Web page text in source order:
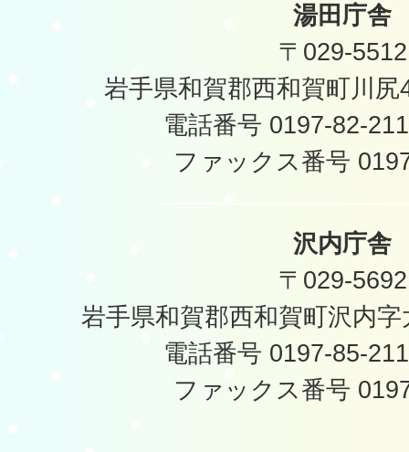
湯田庁舎
〒029-5512
岩手県和賀郡西和賀町川
電話番号 0197-82-
ファックス番号
沢内庁舎
〒029-5692
岩手県和賀郡西和賀町沢内
電話番号 0197-85-
ファックス番号